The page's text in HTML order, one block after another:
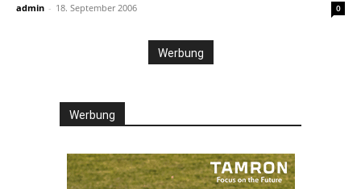
admin - 18. September 2006 0
Werbung
Werbung